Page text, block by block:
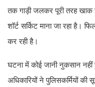
तक गाड़ी जलकर पूरी तरह खाक
शॉर्ट सर्किट माना जा रहा है।
कर रही है।
घटना में कोई जानी नुकसान नहीं
अधिकारियों ने पुलिसकर्मियों की